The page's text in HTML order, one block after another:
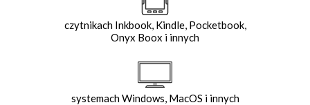
czytnikach Inkbook, Kindle, Pocketbook,
Onyx Boox i innych
systemach Windows, MacOS i innych